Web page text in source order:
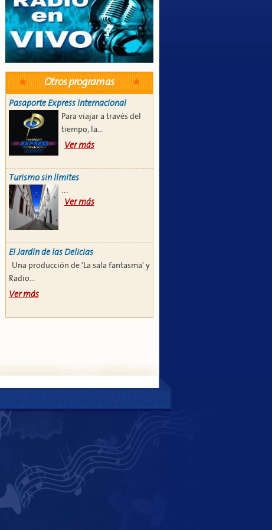
Otros programas
Pasaporte Express Internacional
Para viajar a través del
tiempo, la...
Ver más
Turismo sin límites
Ver más
El Jardín de las Delicias
Una producción de 'La sala fantasma' y
Radio...
Ver más